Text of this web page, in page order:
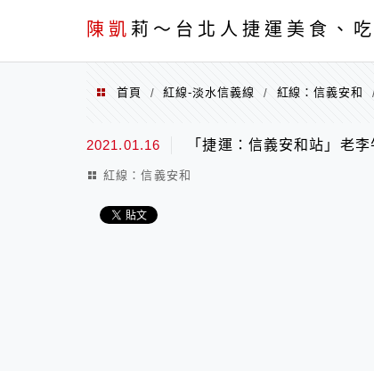
陳凱 莉～台北人捷運美食、
menu
首頁 / 紅線-淡水信義線 / 紅線：信義安和
2021.01.16 「捷運：信義安和站」老李
紅線：信義安和